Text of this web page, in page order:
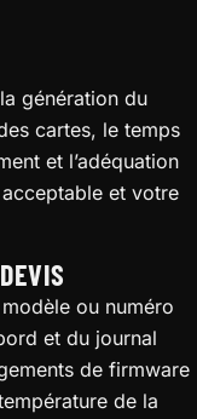
génération du
cartes, le temps
et l’adéquation
et votre
ou numéro
et du journal
de firmware
de la